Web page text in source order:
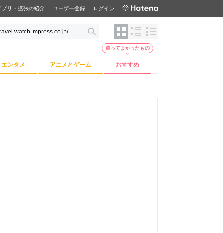
プリ・拡張の紹介 ユーザー登録 ログイン
エンタメ アニメとゲーム おすすめ
買ってよかったもの